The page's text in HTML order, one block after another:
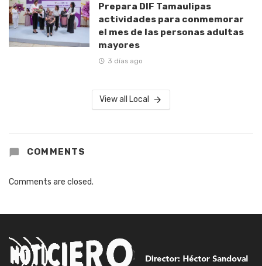
Prepara DIF Tamaulipas
actividades para conmemorar
el mes de las personas adultas
mayores
3 días ago
View all Local
COMMENTS
Comments are closed.